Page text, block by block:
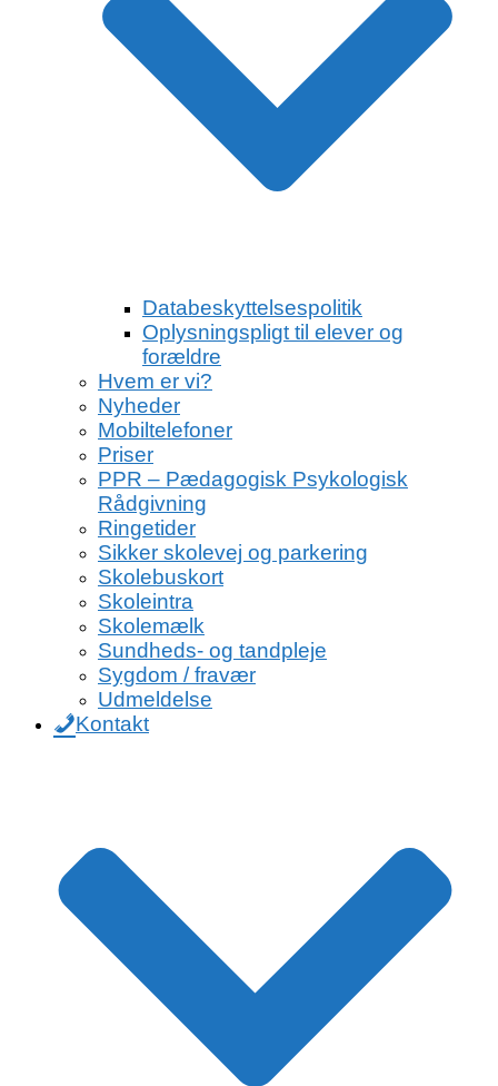
Databeskyttelsespolitik
Oplysningspligt til elever og
forældre
Hvem er vi?
Nyheder
Mobiltelefoner
Priser
PPR – Pædagogisk Psykologisk
Rådgivning
Ringetider
Sikker skolevej og parkering
Skolebuskort
Skoleintra
Skolemælk
Sundheds- og tandpleje
Sygdom / fravær
Udmeldelse
Kontakt